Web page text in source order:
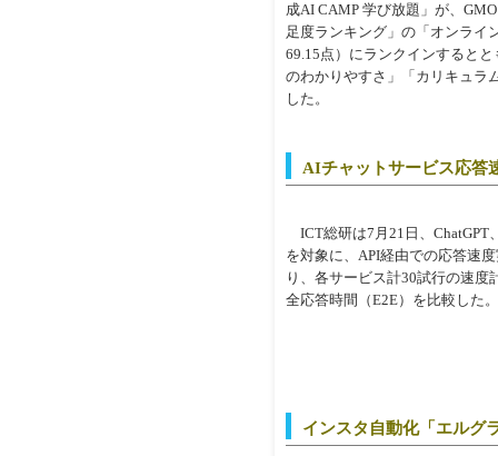
成AI CAMP 学び放題」が、
足度ランキング」の「オンライ
69.15点）にランクインすると
のわかりやすさ」「カリキュラ
した。
AIチャットサービス応答
ICT総研は7月21日、ChatGPT
を対象に、API経由での応答速
り、各サービス計30試行の速度
全応答時間（E2E）を比較した。
インスタ自動化「エルグ